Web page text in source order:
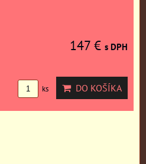
147 € s DPH
ks DO KOŠÍKA